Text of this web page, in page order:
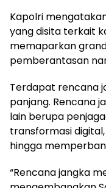
Kapolri
yang disita terkait
memaparkan
pemberantasan
Terdapat rencana
panjang. Rencana
lain berupa
transformasi
hingga
“Rencana jangka